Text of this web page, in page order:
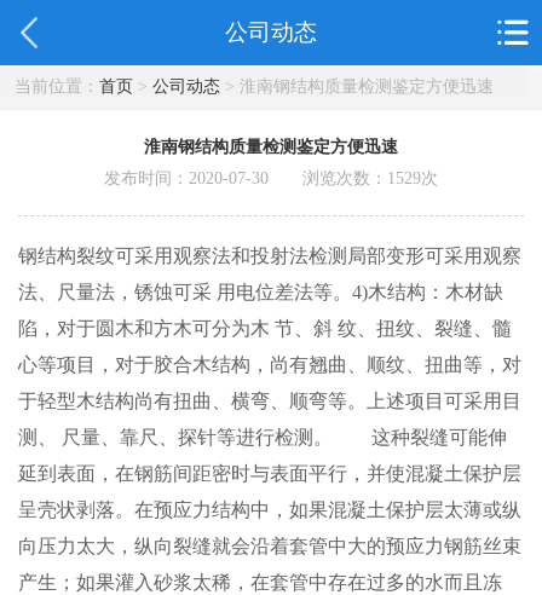
公司动态
当前位置： 首页> 公司动态> 淮南钢结构质量检测鉴定方便迅速
淮南钢结构质量检测鉴定方便迅速
发布时间：2020-07-30 浏览次数： 1529次
钢结构裂纹可采用观察法和投射法检测局部变形可采用观察
法、尺量法，锈蚀可采 用电位差法等。4)木结构：木材缺
陷，对于圆木和方木可分为木 节、斜 纹、扭纹、裂缝、髓
心等项目，对于胶合木结构，尚有翘曲、顺纹、扭曲等，对
于轻型木结构尚有扭曲、横弯、顺弯等。上述项目可采用目
测、 尺量、靠尺、探针等进行检测。 这种裂缝可能伸
延到表面，在钢筋间距密时与表面平行，并使混凝土保护层
呈壳状剥落。在预应力结构中，如果混凝土保护层太薄或纵
向压力太大，纵向裂缝就会沿着套管中大的预应力钢筋丝束
产生；如果灌入砂浆太稀，在套管中存在过多的水而且冻